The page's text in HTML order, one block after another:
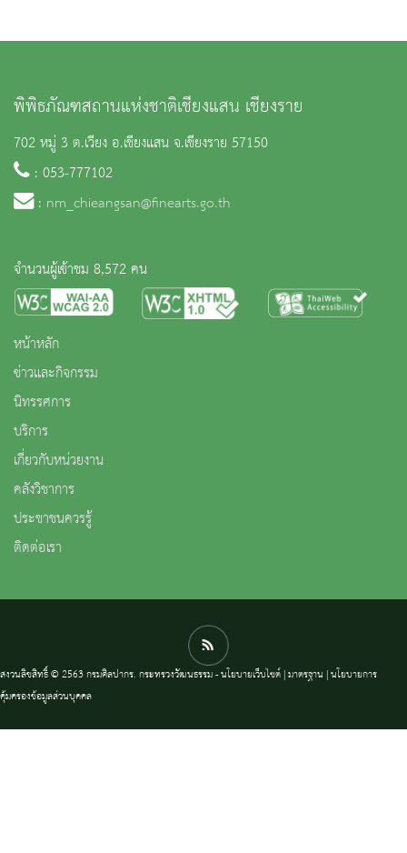
พิพิธภัณฑสถานแห่งชาติเชียงแสน เชียงราย
702 หมู่ 3 ต.เวียง อ.เชียงแสน จ.เชียงราย 57150
: 053-777102
: nm_chieangsan@finearts.go.th
จำนวนผู้เข้าชม 8,572 คน
หน้าหลัก
ข่าวและกิจกรรม
นิทรรศการ
บริการ
เกี่ยวกับหน่วยงาน
คลังวิชาการ
ประชาชนควรรู้
ติดต่อเรา
สงวนลิขสิทธิ์ © 2563 กรมศิลปากร. กระทรวงวัฒนธรรม -นโยบายเว็บไซต์|มาตรฐาน |นโยบายการ
คุ้มครองข้อมูลส่วนบุคคล